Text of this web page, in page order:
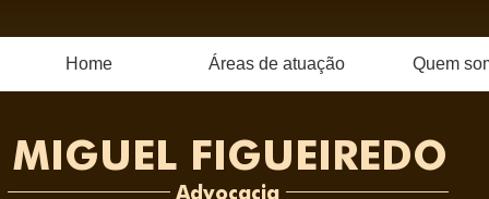
Home Áreas de atuação Quem